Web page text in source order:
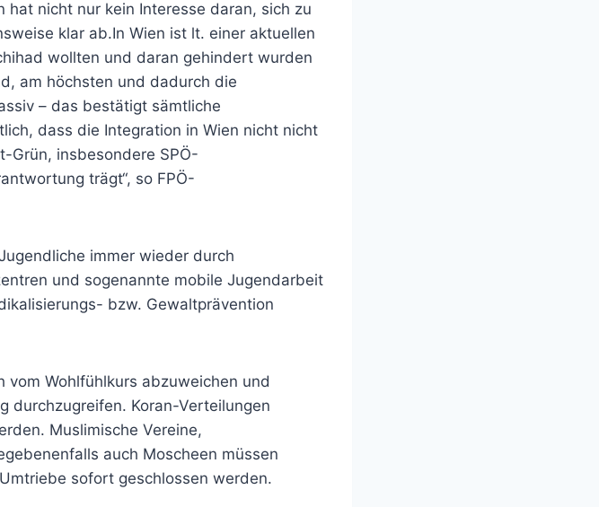
hat nicht nur kein Interesse daran, sich zu
klar ab.In Wien ist lt. einer aktuellen
wollten und daran gehindert wurden
am höchsten und dadurch die
– das bestätigt sämtliche
dass die Integration in Wien nicht nicht
Grün, insbesondere SPÖ-
trägt“, so FPÖ-
immer wieder durch
und sogenannte mobile Jugendarbeit
bzw. Gewaltprävention
vom Wohlfühlkurs abzuweichen und
durchzugreifen. Koran-Verteilungen
Muslimische Vereine,
auch Moscheen müssen
sofort geschlossen werden.